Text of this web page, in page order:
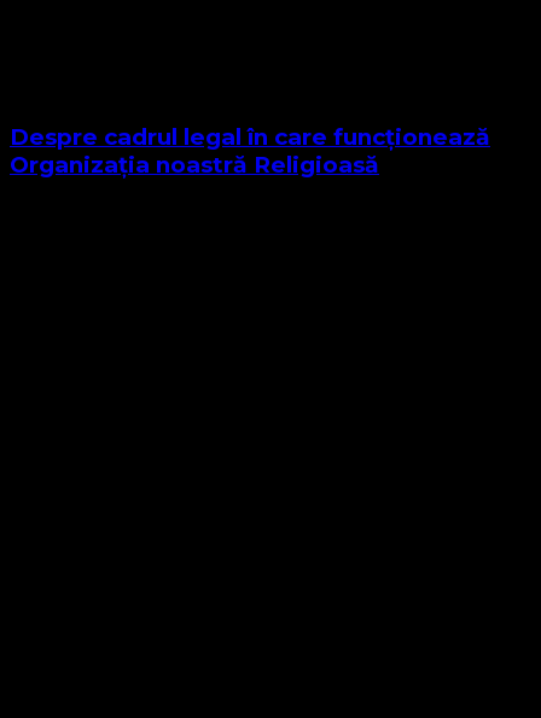
Despre cadrul legal în care funcționează
Organizația noastră Religioasă